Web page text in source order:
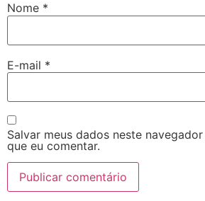
Nome *
E-mail *
Salvar meus dados neste
que eu comentar.